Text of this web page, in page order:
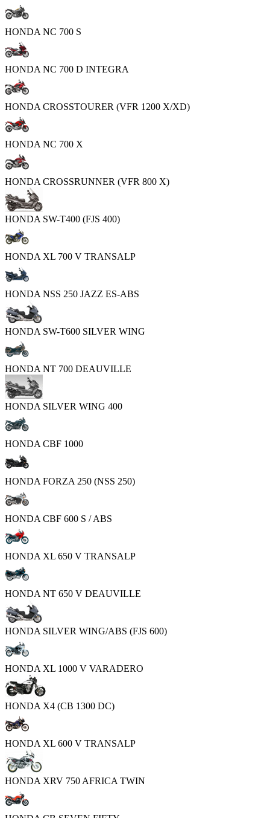
HONDA NC 700 S
HONDA NC 700 D INTEGRA
HONDA CROSSTOURER (VFR 1200 X/XD)
HONDA NC 700 X
HONDA CROSSRUNNER (VFR 800 X)
HONDA SW-T400 (FJS 400)
HONDA XL 700 V TRANSALP
HONDA NSS 250 JAZZ ES-ABS
HONDA SW-T600 SILVER WING
HONDA NT 700 DEAUVILLE
HONDA SILVER WING 400
HONDA CBF 1000
HONDA FORZA 250 (NSS 250)
HONDA CBF 600 S / ABS
HONDA XL 650 V TRANSALP
HONDA NT 650 V DEAUVILLE
HONDA SILVER WING/ABS (FJS 600)
HONDA XL 1000 V VARADERO
HONDA X4 (CB 1300 DC)
HONDA XL 600 V TRANSALP
HONDA XRV 750 AFRICA TWIN